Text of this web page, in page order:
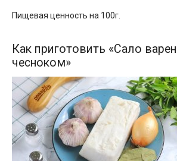
Пищевая ценность на 100г.
Как приготовить «Сало
чесноком»